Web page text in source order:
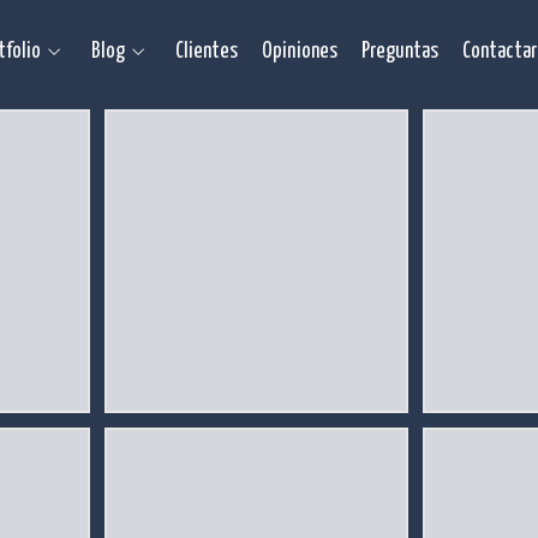
Blog Clientes Opiniones Preguntas Contactar